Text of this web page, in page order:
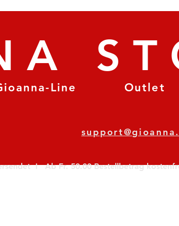
Line Outlet
78
I   Ab Fr. 50.00 Bestellbetrag